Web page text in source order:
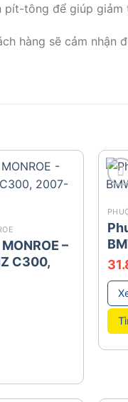
tông để giúp giảm
hàng sẽ cảm nhận
–
C300,